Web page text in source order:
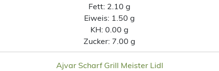
Fett: 2.10 g
Eiweis: 1.50 g
KH: 0.00 g
Zucker: 7.00 g
Ajvar Scharf Grill Meister Lidl